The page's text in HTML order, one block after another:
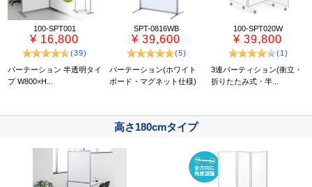
100-SPT001
¥ 16,800
(39)
パーテーション 半透明タイ
プ W800×H...
SPT-0816WB
¥ 39,600
(5)
パーテーション(ホワイト
ボード・マグネット仕様)
100-SPT020W
¥ 39,800
(1)
3連パーティション(衝立・
折りたたみ式・半...
高さ180cmタイプ